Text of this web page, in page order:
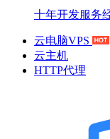
十年开发服务
云电脑VPS
云主机
HTTP代理